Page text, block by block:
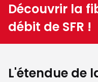
Découvrir la
débit de SFR !
L'étendue de